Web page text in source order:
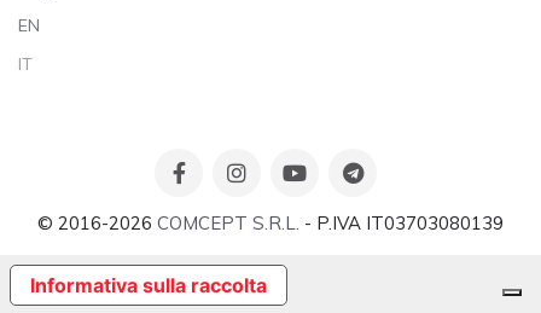
EN
IT
© 2016-2026 COMCEPT S.R.L. - P.IVA IT03703080139
Informativa sulla raccolta